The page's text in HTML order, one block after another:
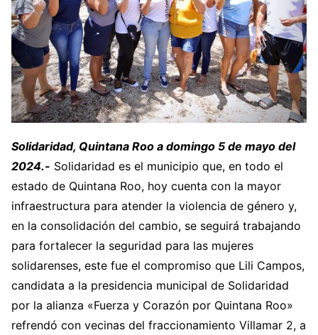
Solidaridad, Quintana Roo a domingo 5 de mayo del
2024.- Solidaridad es el municipio que, en todo el
estado de Quintana Roo, hoy cuenta con la mayor
infraestructura para atender la violencia de género y,
en la consolidación del cambio, se seguirá trabajando
para fortalecer la seguridad para las mujeres
solidarenses, este fue el compromiso que Lili Campos,
candidata a la presidencia municipal de Solidaridad
por la alianza «Fuerza y Corazón por Quintana Roo»
refrendó con vecinas del fraccionamiento Villamar 2, a